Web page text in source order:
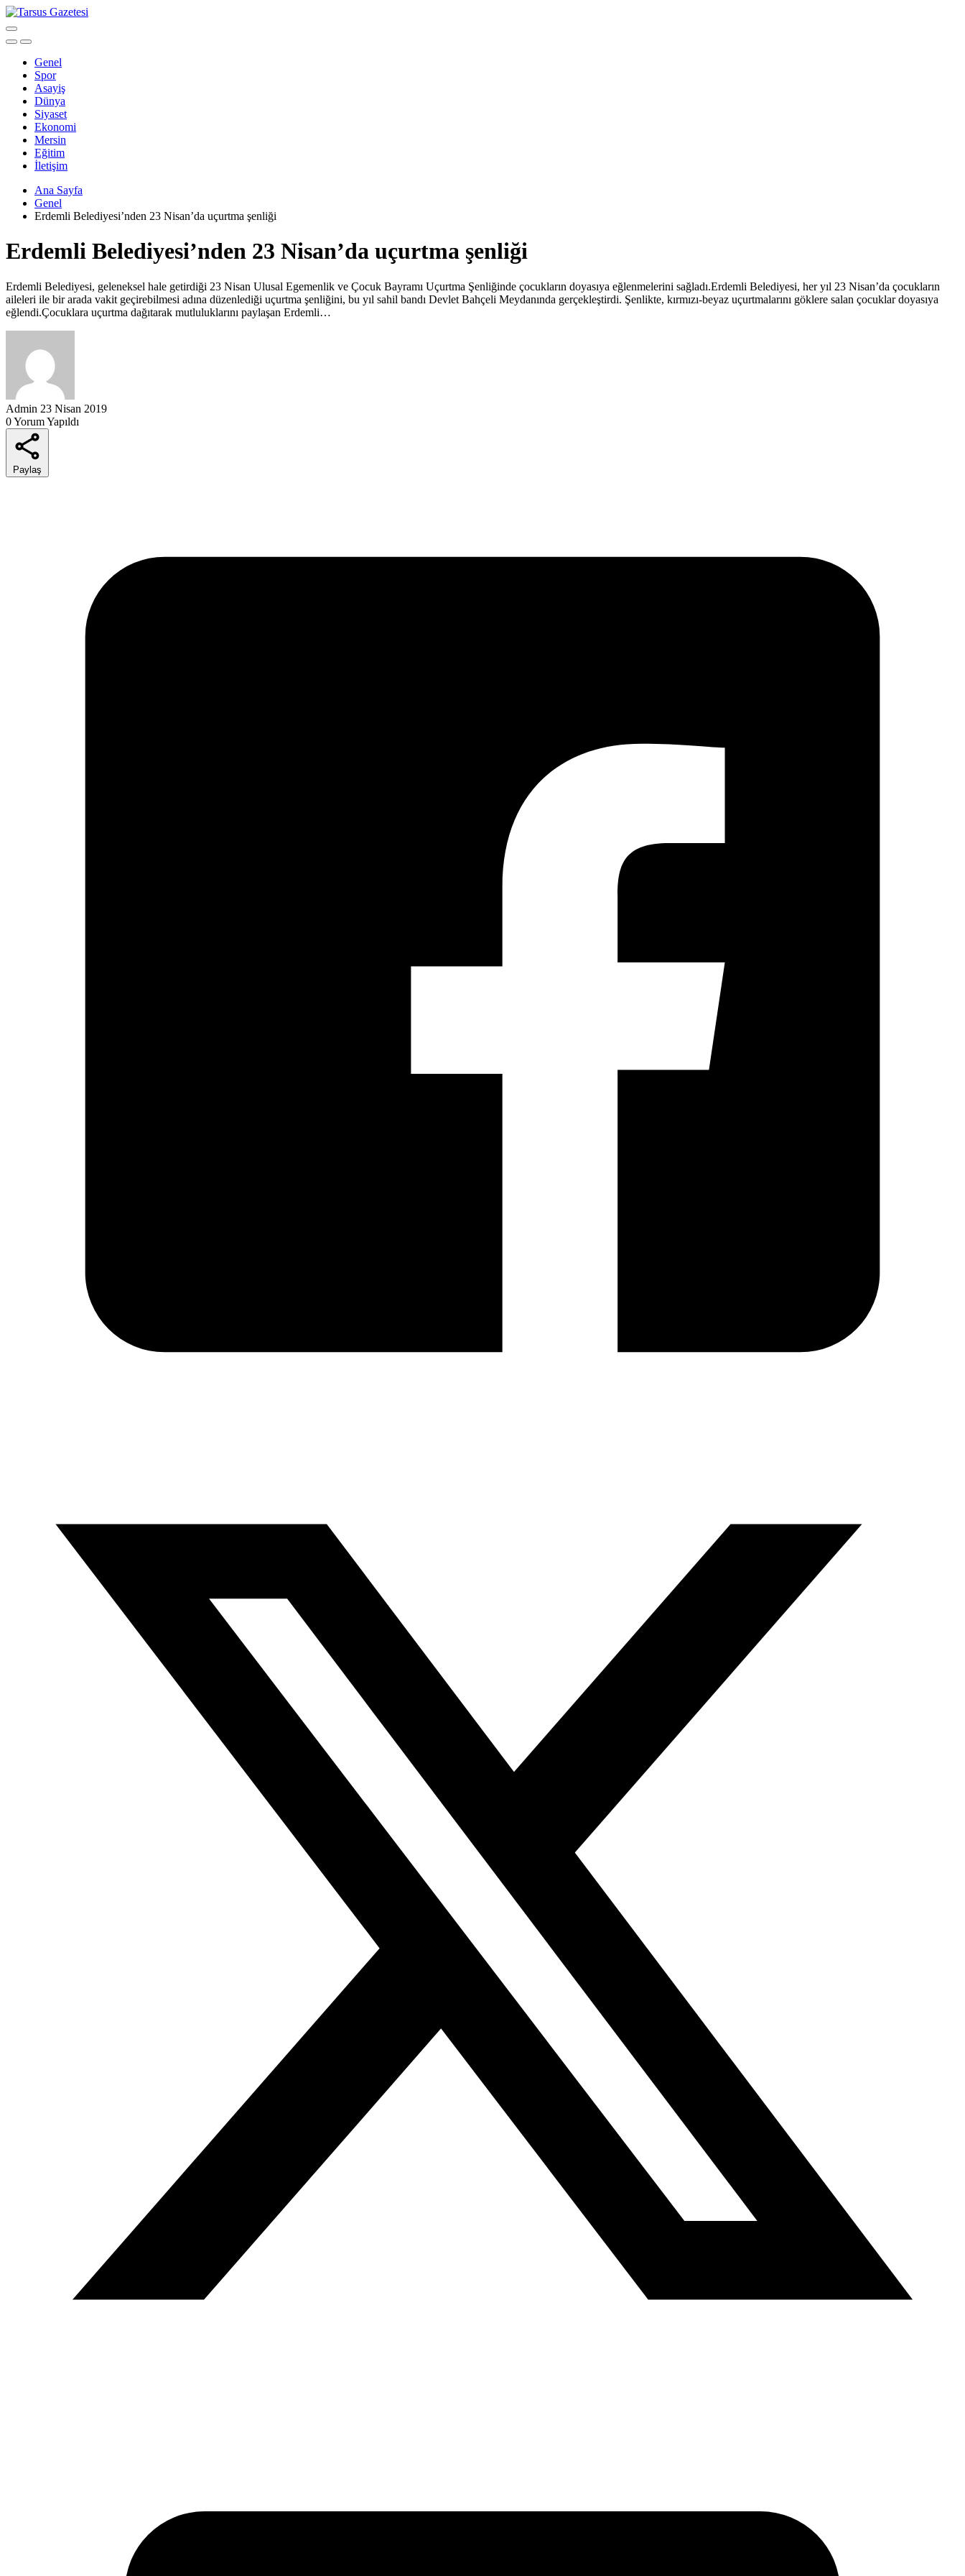
Genel
Spor
Asayiş
Dünya
Siyaset
Ekonomi
Mersin
Eğitim
İletişim
Ana Sayfa
Genel
Erdemli Belediyesi’nden 23 Nisan’da uçurtma şenliği
Erdemli Belediyesi’nden 23 Nisan’da uçurtma şenliği
Erdemli Belediyesi, geleneksel hale getirdiği 23 Nisan Ulusal Egemenlik ve Çocuk Bayramı Uçurtma Şenliğinde çocukların doyasıya eğlenmelerini sağladı.Erdemli Belediyesi, her yıl 23 Nisan’da çocukların
aileleri ile bir arada vakit geçirebilmesi adına düzenlediği uçurtma şenliğini, bu yıl sahil bandı Devlet Bahçeli Meydanında gerçekleştirdi. Şenlikte, kırmızı-beyaz uçurtmalarını göklere salan çocuklar doyasıya
eğlendi.Çocuklara uçurtma dağıtarak mutluluklarını paylaşan Erdemli…
Admin 23 Nisan 2019
0 Yorum Yapıldı
Paylaş